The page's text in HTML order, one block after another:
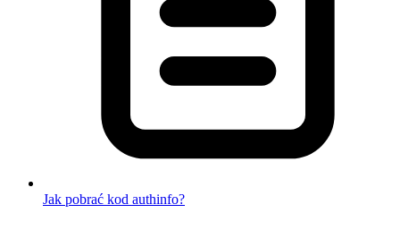
Jak pobrać kod authinfo?